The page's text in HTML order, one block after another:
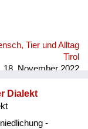
Tier und Alltag
Tirol
18. November 2022
Dialekt
-